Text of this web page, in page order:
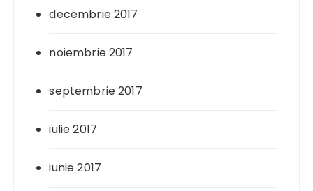
decembrie 2017
noiembrie 2017
septembrie 2017
iulie 2017
iunie 2017